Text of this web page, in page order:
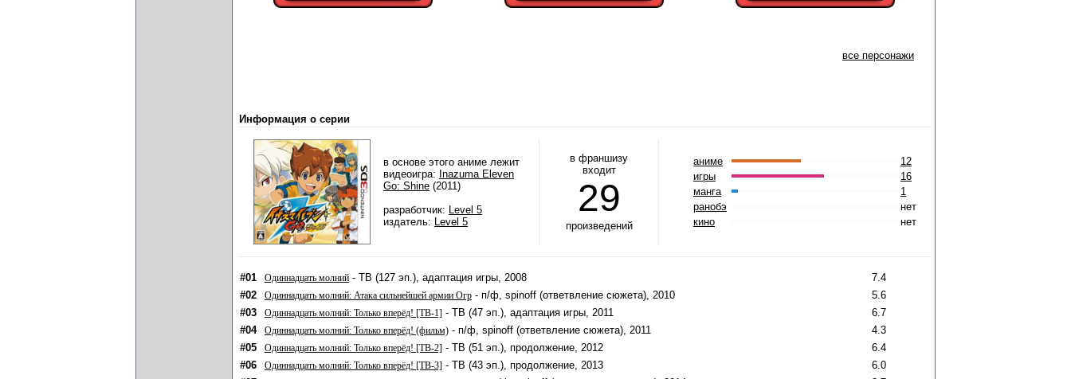
все персонажи
Информация о серии
в основе этого аниме лежит
видеоигра: Inazuma Eleven
Go: Shine (2011)
разработчик: Level 5
издатель: Level 5
в франшизу
входит
29
произведений
аниме
12
игры
16
манга
1
ранобэ
нет
кино
нет
#01 Одиннадцать молний - ТВ (127 эп.), адаптация игры, 2008
7.4
#02
Одиннадцать молний: Атака сильнейшей армии Огр - п/ф, spinoff (ответвление сюжета), 2010
5.6
#03
Одиннадцать молний: Только вперёд! [ТВ-1] - ТВ (47 эп.), адаптация игры, 2011
6.7
#04
Одиннадцать молний: Только вперёд! (фильм) - п/ф, spinoff (ответвление сюжета), 2011
4.3
#05
Одиннадцать молний: Только вперёд! [ТВ-2] - ТВ (51 эп.), продолжение, 2012
6.4
#06
Одиннадцать молний: Только вперёд! [ТВ-3] - ТВ (43 эп.), продолжение, 2013
6.0